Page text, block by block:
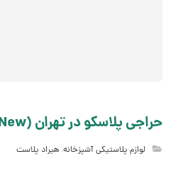
حراجی پلاسکو در تهران (New) + قیمت بروز 1404
لوازم پلاستیکی آشپزخانه, هیراد پلاست